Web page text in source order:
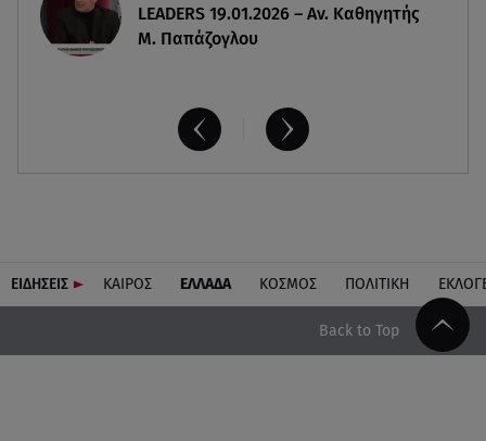
LEADERS 19.01.2026 – Αν. Καθηγητής
Μ. Παπάζογλου
ΕΙΔΗΣΕΙΣ ΚΑΙΡΟΣ ΕΛΛΑΔΑ ΚΟΣΜΟΣ ΠΟΛΙΤΙΚΗ
Back to Top